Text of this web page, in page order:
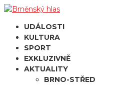
UDÁLOSTI
KULTURA
SPORT
EXKLUZIVNĚ
AKTUALITY
BRNO-STŘED